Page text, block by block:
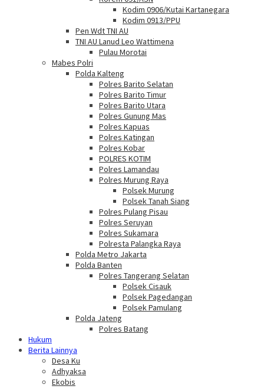
Kodim 0906/Kutai Kartanegara
Kodim 0913/PPU
Pen Wdt TNI AU
TNI AU Lanud Leo Wattimena
Pulau Morotai
Mabes Polri
Polda Kalteng
Polres Barito Selatan
Polres Barito Timur
Polres Barito Utara
Polres Gunung Mas
Polres Kapuas
Polres Katingan
Polres Kobar
POLRES KOTIM
Polres Lamandau
Polres Murung Raya
Polsek Murung
Polsek Tanah Siang
Polres Pulang Pisau
Polres Seruyan
Polres Sukamara
Polresta Palangka Raya
Polda Metro Jakarta
Polda Banten
Polres Tangerang Selatan
Polsek Cisauk
Polsek Pagedangan
Polsek Pamulang
Polda Jateng
Polres Batang
Hukum
Berita Lainnya
Desa Ku
Adhyaksa
Ekobis